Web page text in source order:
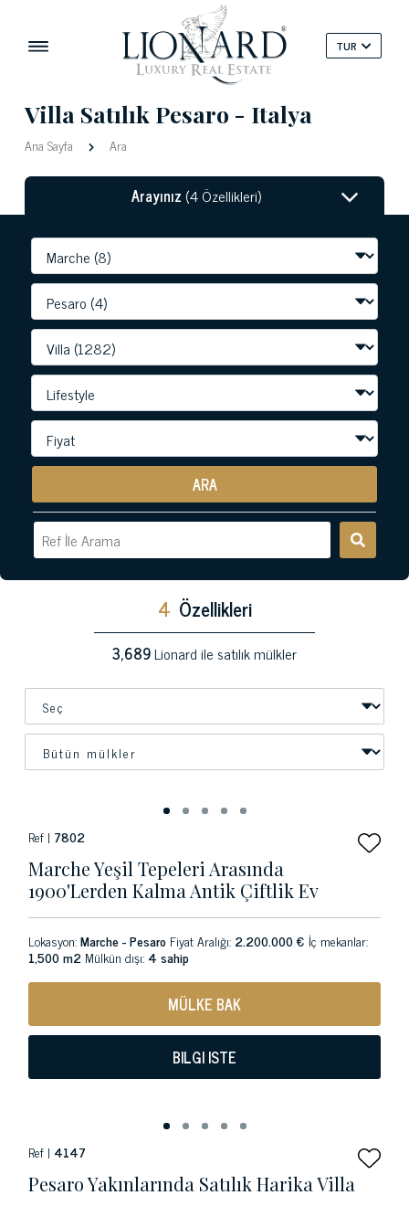
TUR
Villa Satılık Pesaro - Italya
Ana Sayfa Ara
Arayınız (4 Özellikleri)
ARA
4 Özellikleri
3,689Lionard ile satılık mülkler
Ref | 7802
Marche Yeşil Tepeleri Arasında
1900'lerden Kalma Antik Çiftlik Ev
Lokasyon:Marche - Pesaro Fiyat Aralığı: 2.200.000 € İç mekanlar:
1,500 m2 Mülkün dışı: 4 sahip
MÜLKE BAK
BILGI ISTE
Ref | 4147
Pesaro Yakınlarında Satılık Harika Villa